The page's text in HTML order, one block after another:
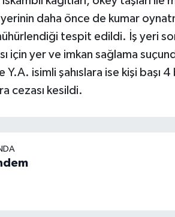
daha önce de kumar
tespit edildi. İş yeri
için yer ve imkan sağlama
isimli şahıslara ise kişi başı
cezası kesildi.